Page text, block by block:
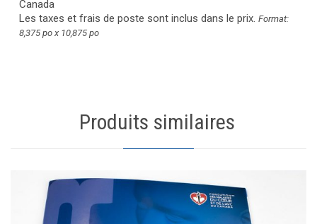
Canada
Les taxes et frais de poste sont inclus dans le prix. Format:
8,375 po x 10,875 po
Produits similaires